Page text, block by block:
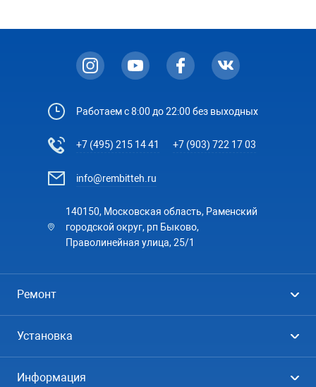
Работаем с 8:00 до 22:00 без выходных
+7 (495) 215 14 41 +7 (903) 722 17 03
info@rembitteh.ru
140150, Московская область, Раменский
городской округ, рп Быково,
Праволинейная улица, 25/1
Ремонт
Посудомоечные машины
Установка
Информация